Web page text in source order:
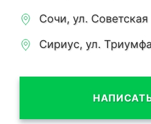
Сочи, ул.
Сириус, ул.